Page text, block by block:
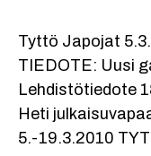
Tyttö Japojat
TIEDOTE: Uusi
Lehdistötiedote
Heti
5.-19.3.2010